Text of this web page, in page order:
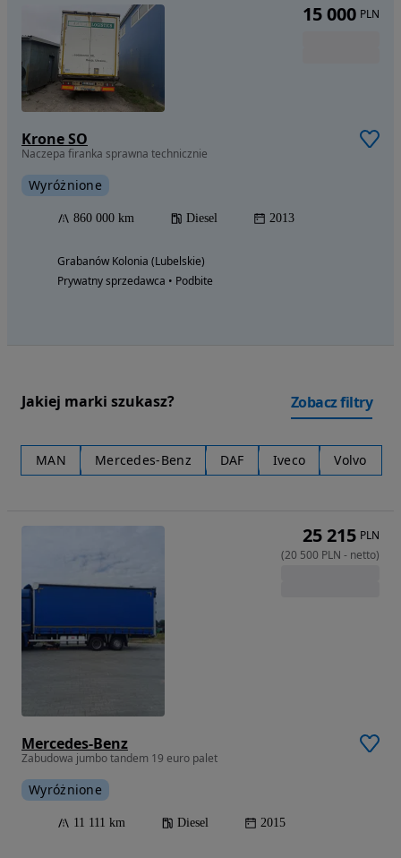
Krone SO
Naczepa firanka sprawna technicznie
Wyróżnione
860 000 km Diesel 2013
Grabanów Kolonia (Lubelskie)
Prywatny sprzedawca • Podbite
15 000 PLN
Jakiej marki szukasz? Zobacz filtry
MAN Mercedes-Benz DAF Iveco Volvo
Mercedes-Benz
Zabudowa jumbo tandem 19 euro palet
Wyróżnione
11 111 km Diesel 2015
25 215 PLN
(20 500 PLN - netto)